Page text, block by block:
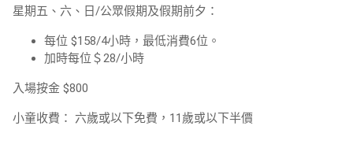
星期五、六、日/公眾假期及假期前夕：
每位 $158/4小時，最低消費6位。
加時每位＄28/小時
入場按金 $800
小童收費： 六歲或以下免費， 11 歲或以下半價